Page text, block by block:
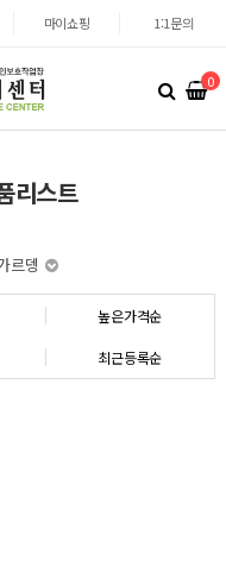
마이쇼핑 1:1문의
0
리스트
르뎅
높은가격순
최근등록순